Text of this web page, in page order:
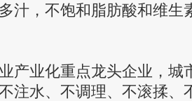
汁，不饱和脂肪酸和维生
产业化重点龙头企业，城
注水、不调理、不滚揉、